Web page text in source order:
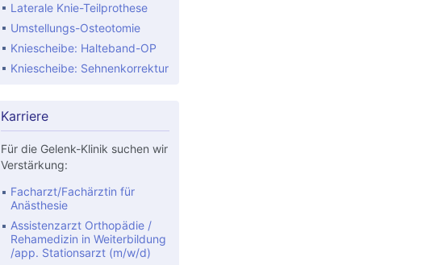
Laterale Knie-Teilprothese
Umstellungs-Osteotomie
Kniescheibe: Halteband-OP
Kniescheibe: Sehnenkorrektur
Karriere
Für die Gelenk-Klinik suchen wir
Verstärkung:
Facharzt/Fachärztin für
Anästhesie
Assistenzarzt Orthopädie /
Rehamedizin in Weiterbildung
/app. Stationsarzt (m/w/d)